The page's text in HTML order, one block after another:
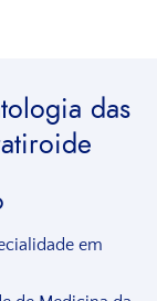
das
em